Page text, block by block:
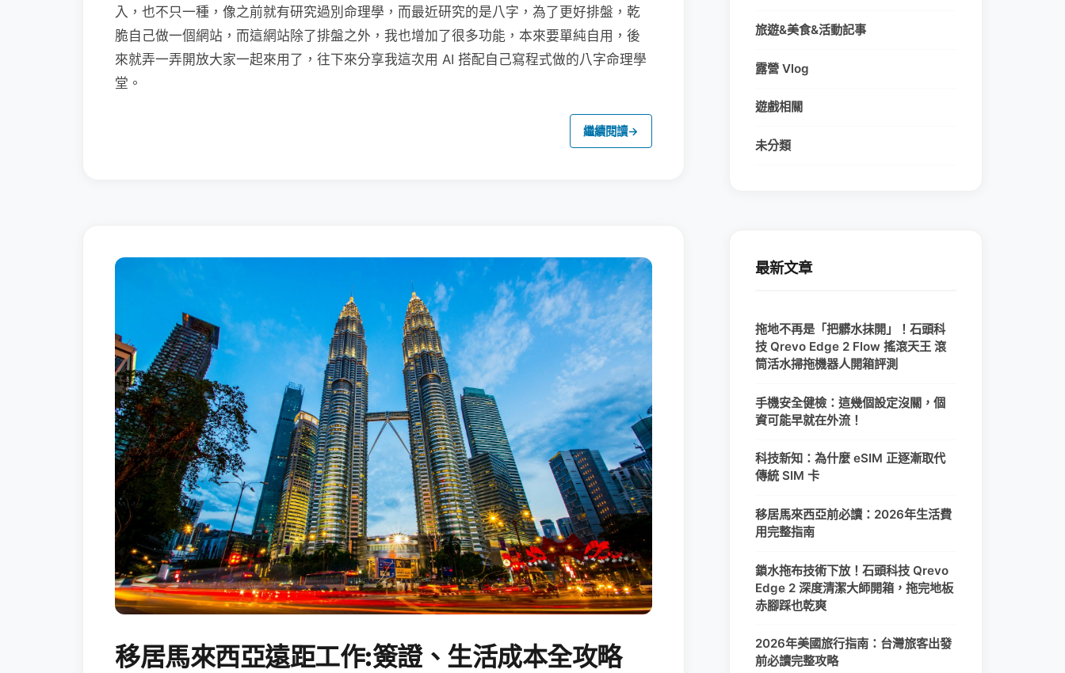
入，也不只一種，像之前就有研究過別命理學，而最近研究的是八字，為了更好排盤，乾
脆自己做一個網站，而這網站除了排盤之外，我也增加了很多功能，本來要單純自用，後
來就弄一弄開放大家一起來用了，往下來分享我這次用 AI 搭配自己寫程式做的八字命理學
堂。
繼續閱讀→
移居馬來西亞遠距工作:簽證、生活成本全攻略
旅遊&美食&活動記事
露營 Vlog
遊戲相關
未分類
最新文章
拖地不再是「把髒水抹開」！石頭科
技 Qrevo Edge 2 Flow 搖滾天王 滾
筒活水掃拖機器人開箱評測
手機安全健檢：這幾個設定沒關，個
資可能早就在外流！
科技新知：為什麼 eSIM 正逐漸取代
傳統 SIM 卡
移居馬來西亞前必讀：2026年生活費
用完整指南
鎖水拖布技術下放！石頭科技 Qrevo
Edge 2 深度清潔大師開箱，拖完地板
赤腳踩也乾爽
2026年美國旅行指南：台灣旅客出發
前必讀完整攻略